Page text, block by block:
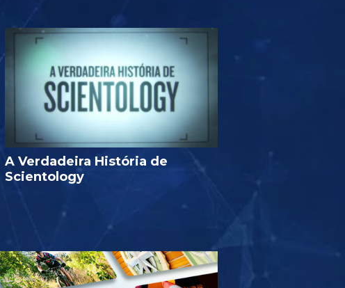
A Verdadeira História de
Scientology